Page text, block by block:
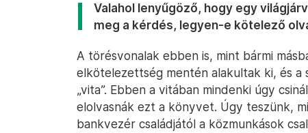
Valahol lenyűgöző, hogy egy
meg a kérdés, legyen-e kötelező
A törésvonalak ebben is, mint bármi
elkötelezettség mentén alakultak ki, és
„vita”. Ebben a vitában mindenki úgy
elolvasnák ezt a könyvet. Úgy teszünk,
bankvezér családjától a közmunkások